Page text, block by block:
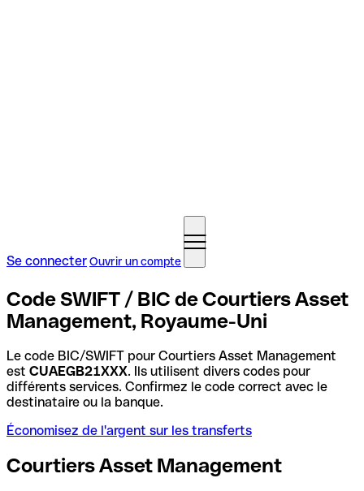
Se connecterOuvrir un compte
Code SWIFT / BIC de Courtiers Asset
Management, Royaume-Uni
Le code BIC/SWIFT pour Courtiers Asset Management
est CUAEGB21XXX. Ils utilisent divers codes pour
différents services. Confirmez le code correct avec le
destinataire ou la banque.
Économisez de l'argent sur les transferts
Courtiers Asset Management